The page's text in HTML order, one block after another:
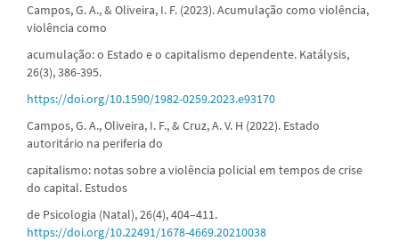
Campos, G. A., & Oliveira, I. F. (2023). Acumulação como violência,
violência como
acumulação: o Estado e o capitalismo dependente. Katálysis,
26(3), 386-395.
https://doi.org/10.1590/1982-0259.2023.e93170
Campos, G. A., Oliveira, I. F., & Cruz, A. V. H (2022). Estado
autoritário na periferia do
capitalismo: notas sobre a violência policial em tempos de crise
do capital. Estudos
de Psicologia (Natal), 26(4), 404–411.
https://doi.org/10.22491/1678-4669.20210038